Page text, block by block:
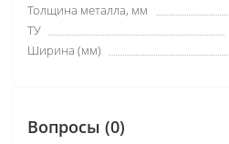
Толщина металла, мм
ТУ
Ширина (мм)
Вопросы (0)